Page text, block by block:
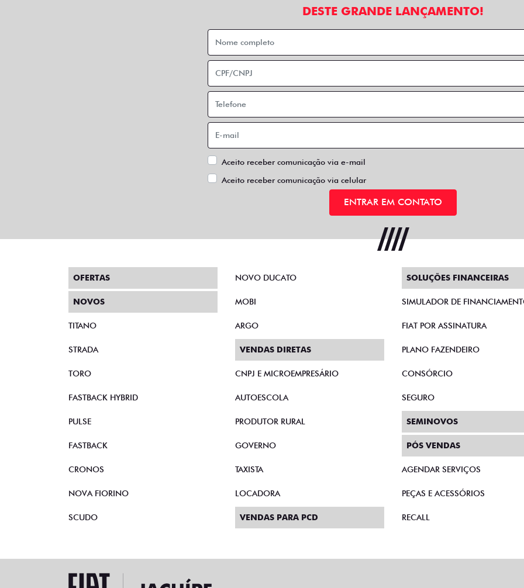
DESTE GRANDE LANÇAMENTO!
Aceito receber comunicação via e-mail
Aceito receber comunicação via celular
ENTRAR EM CONTATO
OFERTAS
NOVOS
TITANO
STRADA
TORO
FASTBACK HYBRID
PULSE
FASTBACK
CRONOS
NOVA FIORINO
SCUDO
NOVO DUCATO
MOBI
ARGO
VENDAS DIRETAS
CNPJ E MICROEMPRESÁRIO
AUTOESCOLA
PRODUTOR RURAL
GOVERNO
TAXISTA
LOCADORA
VENDAS PARA PCD
SOLUÇÕES FINANCEIRAS
SIMULADOR DE
FIAT POR ASSINATURA
PLANO FAZENDEIRO
CONSÓRCIO
SEGURO
SEMINOVOS
PÓS VENDAS
AGENDAR SERVIÇOS
PEÇAS E ACESSÓRIOS
RECALL